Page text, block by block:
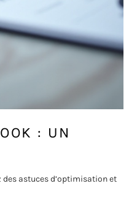
: UN
des astuces d’optimisation et